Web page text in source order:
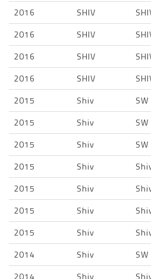
2016 SHIV
2016
SHIV
2016
SHIV
2016
SHIV
2015
Shiv
2015
Shiv
2015
Shiv
2015
Shiv
2015
Shiv
2015
Shiv
2015
Shiv
2014
Shiv
2014
Shiv